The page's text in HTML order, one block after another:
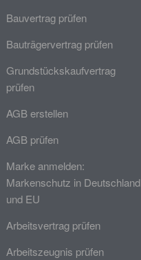
Bauvertrag prüfen
Bauträgervertrag prüfen
Grundstückskaufvertrag
prüfen
AGB erstellen
AGB prüfen
Marke anmelden:
Markenschutz in Deutschland
und EU
Arbeitsvertrag prüfen
Arbeitszeugnis prüfen